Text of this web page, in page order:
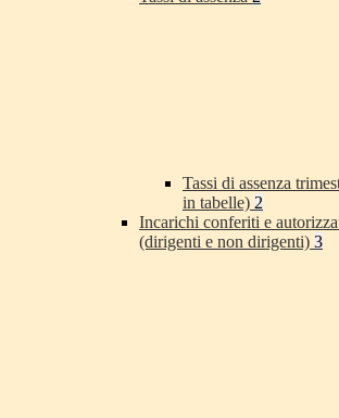
Tassi di assenza
in tabelle) 2
Incarichi conferiti e
(dirigenti e non dirigenti) 3